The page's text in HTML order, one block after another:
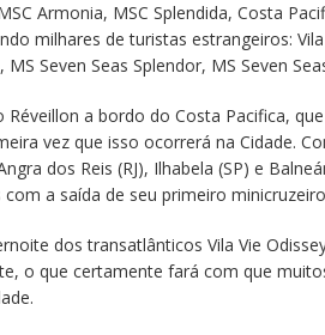
Armonia, MSC Splendida, Costa
milhares de turistas estrangeiros:
MS Seven Seas Splendor, MS Seven
Réveillon a bordo do Costa Pacifica,
vez que isso ocorrerá na Cidade.
dos Reis (RJ), Ilhabela (SP) e
com a saída de seu primeiro
dos transatlânticos Vila Vie
o que certamente fará com que